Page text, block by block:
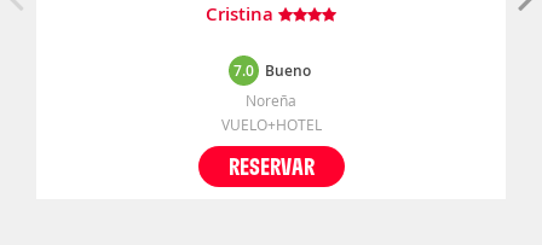
Cristina
7.0 Bueno
Noreña
VUELO+HOTEL
RESERVAR